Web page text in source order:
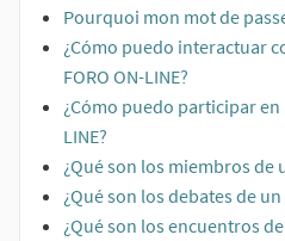
Pourquoi mon mot de
¿Cómo puedo interactuar
FORO ON-LINE?
¿Cómo puedo participar en
LINE?
¿Qué son los miembros de
¿Qué son los debates de
¿Qué son los encuentros